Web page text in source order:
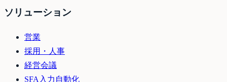
ソリューション
営業
採用・人事
経営会議
SFA入力自動化